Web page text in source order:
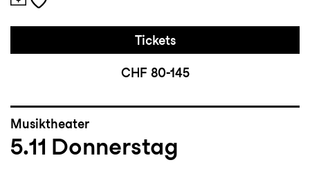
Tickets
CHF 80-145
Musiktheater
5.11 Donnerstag